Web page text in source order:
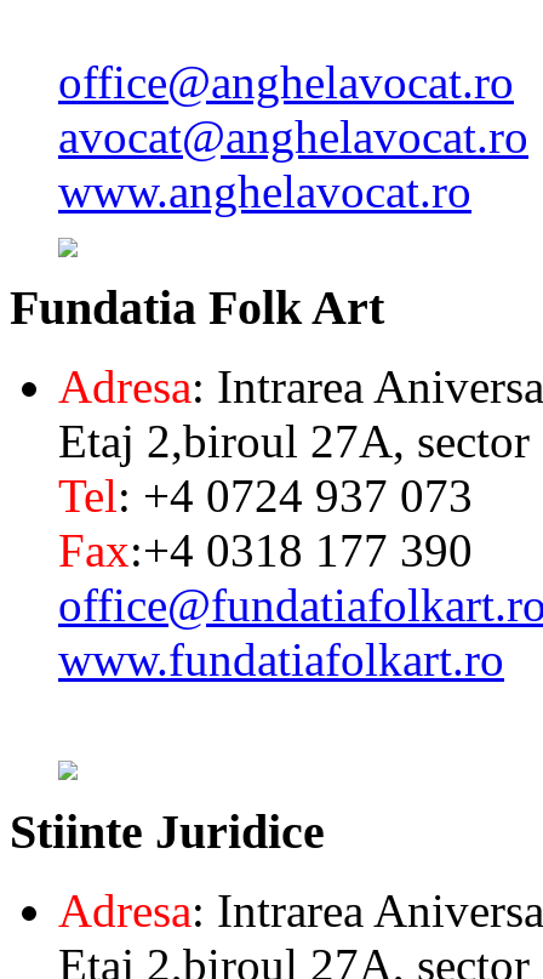
office@anghelavocat.ro
avocat@anghelavocat.ro
www.anghelavocat.ro
Fundatia Folk Art
Adresa: Intrarea
Etaj 2,biroul 27A, sector
Tel: +4 0724 937 073
Fax:+4 0318 177 390
www.fundatiafolkart.ro
Stiinte Juridice
Adresa: Intrarea
Etaj 2,biroul 27A, sector